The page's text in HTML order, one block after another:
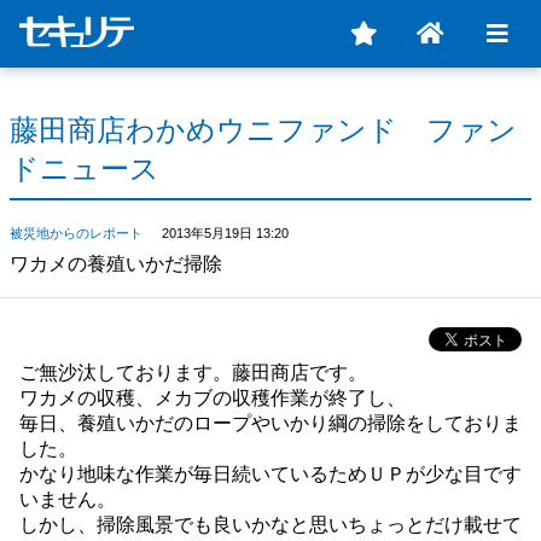
藤田商店わかめウニファンド ファン
ドニュース
被災地からのレポート 2013年5月19日 13:20
ワカメの養殖いかだ掃除
ご無沙汰しております。藤田商店です。
ワカメの収穫、メカブの収穫作業が終了し、
毎日、養殖いかだのロープやいかり綱の掃除をしておりま
した。
かなり地味な作業が毎日続いているためＵＰが少な目です
いません。
しかし、掃除風景でも良いかなと思いちょっとだけ載せて